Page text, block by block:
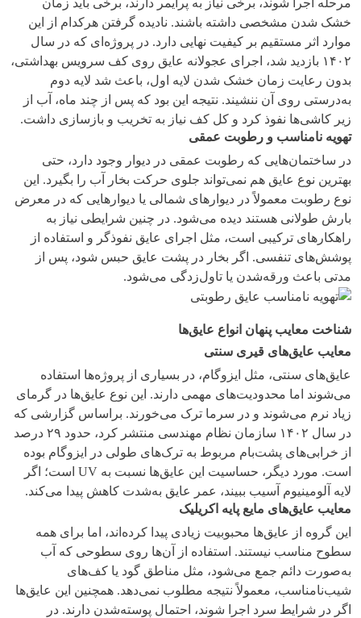
خشک شدن مشخصی داشته باشند. نادیده گرفتن هرکدام از این
موارد اثر مستقیم بر کیفیت نهایی دارد. در پروژه‌ای که در سال
۱۴۰۲ بازدید شد، اجرای عجولانه عایق روی کف سرویس بهداشتی،
بدون رعایت زمان خشک شدن لایه اول، باعث شد لایه دوم
به‌درستی روی آن ننشیند. نتیجه این بود که پس از چند ماه، آب از
زیر کاشی‌ها نفوذ کرد و کل کف نیاز به تخریب و بازسازی داشت.
تهویه نامناسب و رطوبت عمقی
در ساختمان‌هایی که رطوبت عمقی در دیوار وجود دارد، حتی
بهترین نوع عایق هم نمی‌تواند جلوی حرکت بخار آب را بگیرد. این
نوع رطوبت معمولاً در دیوارهای شمالی یا دیوارهایی که در معرض
بارش طولانی هستند دیده می‌شود. در چنین شرایطی نیاز به
راهکارهای ترکیبی است، مثل اجرای عایق نفوذگر و استفاده از
پوشش‌های تنفسی. اگر بخار در پشت عایق حبس شود، پس از
مدتی باعث ورقه‌شدن یا تاول‌زدگی می‌شود.
شناخت معایب پنهان انواع عایق‌ها
معایب عایق‌های قیری سنتی
عایق‌های سنتی، مثل ایزوگام، در بسیاری از پروژه‌ها استفاده
می‌شوند اما محدودیت‌های مهمی دارند. این نوع عایق‌ها در گرمای
زیاد نرم می‌شوند و در سرما ترک می‌خورند. براساس گزارشی که
در سال ۱۴۰۲ سازمان نظام مهندسی منتشر کرد، حدود ۲۹ درصد
از خرابی‌های پشت‌بام مربوط به ترک‌های طولی در ایزوگام بوده
است. مورد دیگر، حساسیت این عایق‌ها نسبت به UV است؛ اگر
لایه آلومینیوم آسیب ببیند، عمر عایق به‌شدت کاهش پیدا می‌کند.
معایب عایق‌های مایع پایه اکریلیک
این گروه از عایق‌ها محبوبیت زیادی پیدا کرده‌اند، اما برای همه
سطوح مناسب نیستند. استفاده از آن‌ها روی سطوحی که آب
به‌صورت دائم جمع می‌شود، مثل مناطق گود یا کف‌های
شیب‌نامناسب، معمولاً نتیجه مطلوب نمی‌دهد. همچنین این عایق‌ها
اگر در شرایط سرد اجرا شوند، احتمال پوسته‌شدن دارند. در